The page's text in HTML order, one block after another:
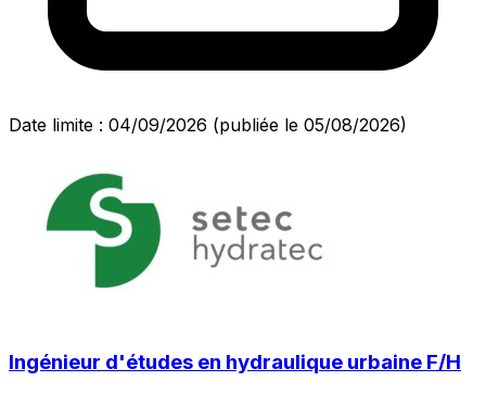
Date limite : 04/09/2026 (publiée le 05/08/2026)
Ingénieur d'études en hydraulique urbaine F/H